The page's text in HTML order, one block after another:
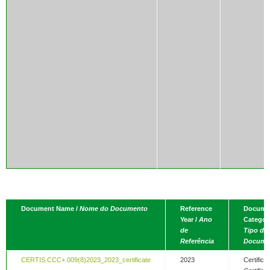
Document Name / Nome do Documento
Reference
Year / Ano
de
Referência
Tipo de
CERTIS.CCC+.009(8)2023_2023_certificate 2023